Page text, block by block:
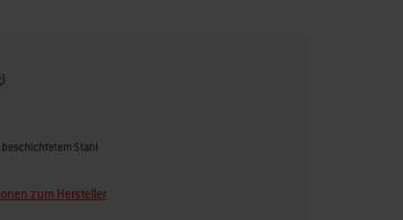
beschichtetem Stahl
zum Hersteller